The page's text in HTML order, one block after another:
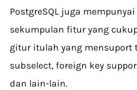
PostgreSQL juga
sekumpulan fitur yang
gitur itulah yang mensuport
subselect, foreign key
dan lain-lain.